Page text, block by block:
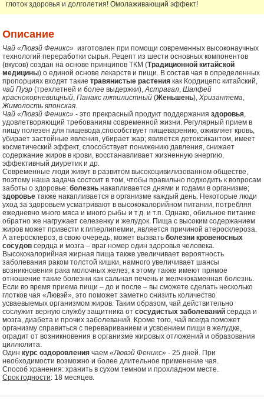
глоток здоровья и долголетия! Омолаживающий эффект!
Описание
Чай «Лювэй Феникс» изготовлен при помощи современных высоконаучных
технологий переработки сырья. Рецепт из шести основных компонентов
(вкусов) создан на основе принципов ТКМ (Традиционной китайской
медицины) о единой основе лекарств и пищи. В состав чая в определенных
пропорциях входят такие травянистые растения как Кордицепс китайский,
чай Пуэр (трехлетней и более выдержки),Астрагал, Шалфей
краснокорневищный, Панакс пятилистный (Женьшень), Хризантема,
Жимолость японская.
Чай «Лювэй Феникс» - это прекрасный продукт поддержания здоровья,
удовлетворяющий требованиям современной жизни. Регулярный прием в
пищу полезен для пищевода,способствует пищеварению, оживляет кровь,
убирает застойные явления, убирает жар; является детоксикантом, имеет
косметический эффект, способствует понижению давления, снижает
содержание жиров в крови, восстанавливает жизненную энергию,
эффективный диуретик и др.
Современные люди живут в развитом высокоцивилизованном обществе,
поэтому наша задача состоит в том, чтобы правильно подходить к вопросам
заботы о здоровье: болезнь накапливается днями и годами в организме;
здоровье также накапливается в организме каждый день. Некоторые люди
уход за здоровьем усматривают в высококалорийном питании, потребляя
ежедневно много мяса и много рыбы и т.д. и т.п. Однако, обильное питание
обратно же нагружает селезенку и желудок. Пища с высоким содержанием
жиров может привести к гиперлипемии, является причиной атеросклероза.
А атеросклероз, в свою очередь, может вызвать болезни кровеносных
сосудов сердца и мозга – враг номер один здоровья человека.
Высококалорийная жирная пища также увеличивает вероятность
заболевания раком толстой кишки, намного увеличивает шансы
возникновения рака молочных желез; к этому также имеют прямое
отношение такие болезни как сальная печень и желчнокаменная болезнь.
Если во время приема пищи – до и после – вы сможете сделать несколько
глотков чая «Лювэй», это поможет заметно снизить количество
усваевыемых организмом жиров. Таким образом, чай действительно
сослужит верную службу защитника от сосудистых заболеваний сердца и
мозга, диабета и прочих заболеваний. Кроме того, чай всегда поможет
организму справиться с перевариванием и усвоением пищи в желудке,
оградит от возникновения в организме жировых отложений и образования
циллюлита.
Один курс оздоровления чаем «Лювэй Феникс» - 25 дней. При
необходимости возможно и более длительное применение чая.
Способ хранения: хранить в сухом темном и прохладном месте.
Срок годности: 18 месяцев.